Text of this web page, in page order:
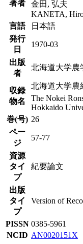
著者
金田, 弘夫
KANETA,
言語
日本語
発行
日
1970-03
出版
者
北海道大学農
収録
物名
北海道大学農
The Nokei
Hokkaido
巻(号) 26
ペー
ジ
57-77
資源
タイ
プ
紀要論文
出版
タイ
プ
Version of
PISSN 0385-5961
NCID AN0020151X